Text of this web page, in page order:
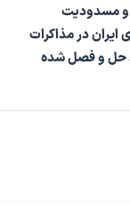
و مسدودیت
ایران در مذاکرات
حل و فصل شده